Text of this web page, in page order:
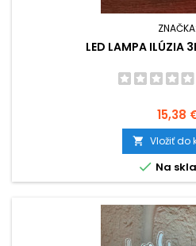
ZNAČKA:
LED LAMPA ILÚZIA
Cena
15,38
 Vložiť do
 Na